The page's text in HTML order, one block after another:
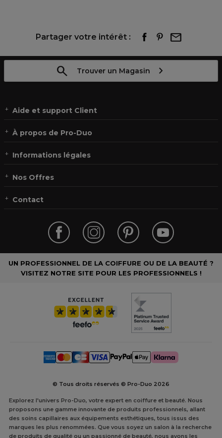
Partager votre intérêt :
Trouver un Magasin
Aide et support Client
À propos de Pro-Duo
Informations légales
Nos Offres
Contact
UN PROFESSIONNEL DE LA COIFFURE OU DE LA BEAUTÉ ?
VISITEZ NOTRE SITE POUR LES PROFESSIONNELS !
© Tous droits réservés © Pro-Duo 2026
Explorez l'univers Pro-Duo, votre expert en coiffure et beauté. Nous
proposons une gamme innovante de produits professionnels, allant
des soins capillaires aux équipements esthétiques, tous issus des
marques les plus renommées. Que vous soyez un salon à la recherche
de produits de qualité ou un passionné de beauté, nous avons les